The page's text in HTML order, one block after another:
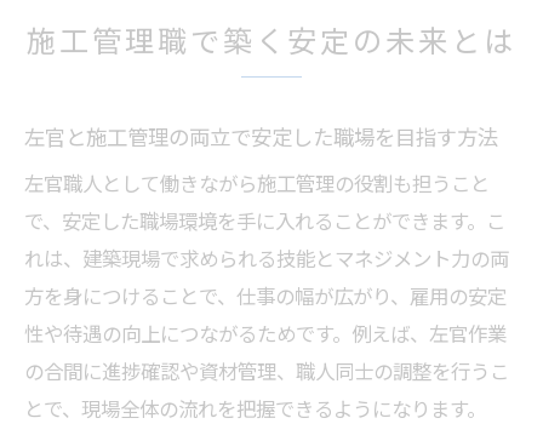
施工管理職で築く安定の未来とは
左官と施工管理の両立で安定した職場を目指す方法
左官職人として働きながら施工管理の役割も担うこと
で、安定した職場環境を手に入れることができます。こ
れは、建築現場で求められる技能とマネジメント力の両
方を身につけることで、仕事の幅が広がり、雇用の安定
性や待遇の向上につながるためです。例えば、左官作業
の合間に進捗確認や資材管理、職人同士の調整を行うこ
とで、現場全体の流れを把握できるようになります。